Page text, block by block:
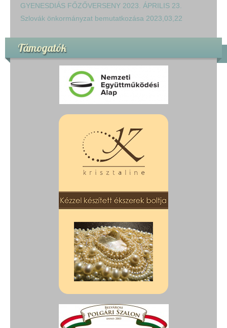
GYENESDIÁS FŐZŐVERSENY 2023. ÁPRILIS 23.
Szlovák önkormányzat bemutatkozása 2023,03,22
Támogatók